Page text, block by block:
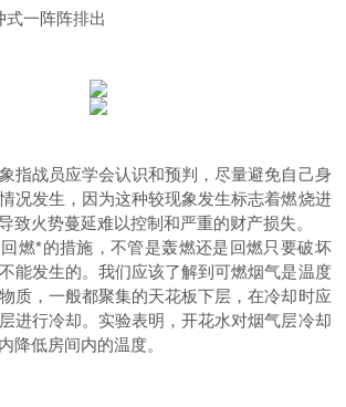
式一阵阵排出
指战员应学会认识和预判，尽量避免自己身
况发生，因为这种较现象发生标志着燃烧进
致火势蔓延难以控制和严重的财产损失。
燃*的措施，不管是轰燃还是回燃只要破坏
能发生的。我们应该了解到可燃烟气是温度
质，一般都聚集的天花板下层，在冷却时应
进行冷却。实验表明，开花水对烟气层冷却
降低房间内的温度。